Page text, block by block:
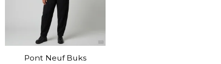
Pont Neuf Buks